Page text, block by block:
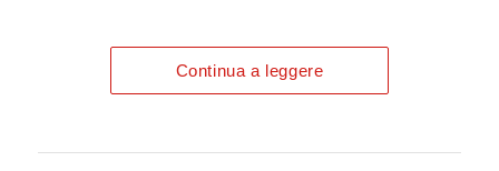
Continua a leggere